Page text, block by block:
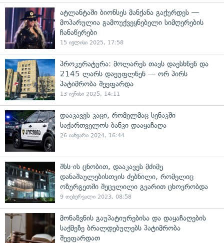
ატლანტაში ბიონსეს მანქანა გაქურდეს —
მოპარულია გამოუქვეყნებელი სიმღერების
ჩანაწერები
15 ივლისი 2025, 17:58
პროკურატურა: მოლარეს თავს დაესხნენ და
2145 ლარს დაეუფლნენ — ორ პირს
პატიმრობა შეეფარდა
13 ივნისი 2025, 14:11
დააკავეს კაცი, რომელმაც სენაკში
საქართველოს ბანკი დააყაჩაღა
26 იანვარი 2024, 16:44
შსს-ის ცნობით, დააკავეს მძიმე
დანაშაულებისთვის ძებნილი, რომელიც
ოზურგეთში შეცვლილი გვარით ცხოვრობდა
9 თებერვალი 2023, 08:58
მონაზვნის გაუპატიურებისა და დაყაჩაღების
საქმეზე ბრალდებულებს პატიმრობა
შეეფარდათ